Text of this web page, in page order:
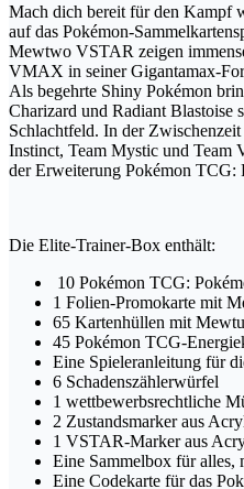
Mach dich bereit für den Kampf
auf das Pokémon-
Mewtwo VSTAR zeigen
VMAX in seiner Gigantamax-
Als begehrte Shiny Pokémon
Charizard und Radiant Blastoise
Schlachtfeld. In der
Instinct, Team Mystic und Team
der Erweiterung Pokémon TCG:
Die Elite-Trainer-Box enthält:
10 Pokémon TCG:
1 Folien-Promokarte mit
65 Kartenhüllen mit Mewtu
45 Pokémon TCG-
Eine Spieleranleitung für
6 Schadenszählerwürfel
1 wettbewerbsrechtliche
2 Zustandsmarker aus
1 VSTAR-Marker aus
Eine Sammelbox für
Eine Codekarte für das